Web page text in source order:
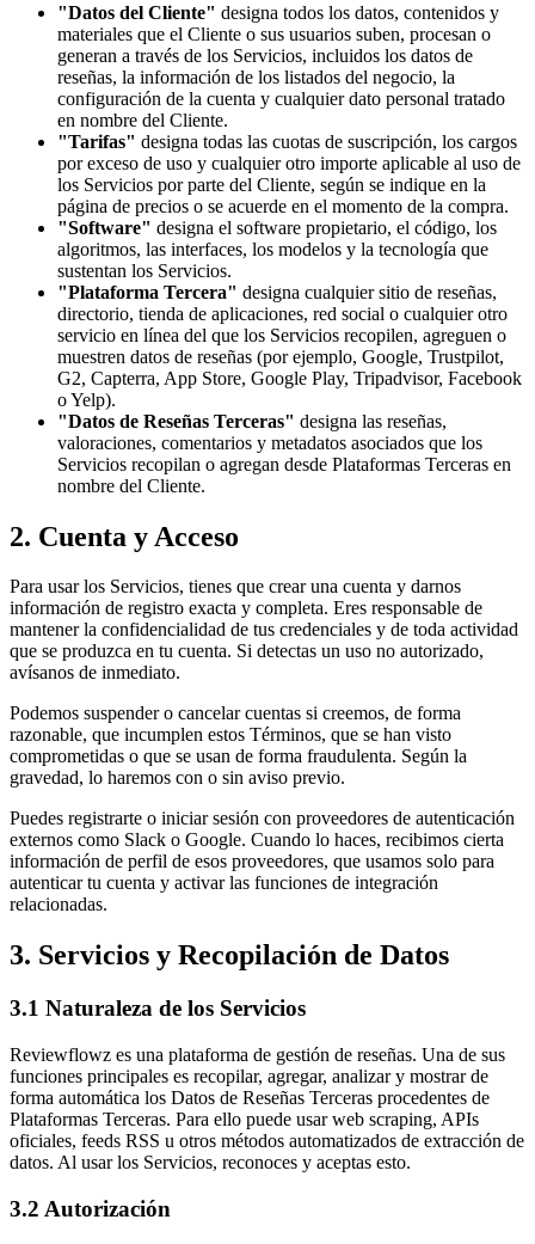
"Datos del Cliente" designa todos los datos, contenidos y
materiales que el Cliente o sus usuarios suben, procesan o
generan a través de los Servicios, incluidos los datos de
reseñas, la información de los listados del negocio, la
configuración de la cuenta y cualquier dato personal tratado
en nombre del Cliente.
"Tarifas" designa todas las cuotas de suscripción, los cargos
por exceso de uso y cualquier otro importe aplicable al uso de
los Servicios por parte del Cliente, según se indique en la
página de precios o se acuerde en el momento de la compra.
"Software" designa el software propietario, el código, los
algoritmos, las interfaces, los modelos y la tecnología que
sustentan los Servicios.
"Plataforma Tercera" designa cualquier sitio de reseñas,
directorio, tienda de aplicaciones, red social o cualquier otro
servicio en línea del que los Servicios recopilen, agreguen o
muestren datos de reseñas (por ejemplo, Google, Trustpilot,
G2, Capterra, App Store, Google Play, Tripadvisor, Facebook
o Yelp).
"Datos de Reseñas Terceras" designa las reseñas,
valoraciones, comentarios y metadatos asociados que los
Servicios recopilan o agregan desde Plataformas Terceras en
nombre del Cliente.
2. Cuenta y Acceso
Para usar los Servicios, tienes que crear una cuenta y darnos
información de registro exacta y completa. Eres responsable de
mantener la confidencialidad de tus credenciales y de toda actividad
que se produzca en tu cuenta. Si detectas un uso no autorizado,
avísanos de inmediato.
Podemos suspender o cancelar cuentas si creemos, de forma
razonable, que incumplen estos Términos, que se han visto
comprometidas o que se usan de forma fraudulenta. Según la
gravedad, lo haremos con o sin aviso previo.
Puedes registrarte o iniciar sesión con proveedores de autenticación
externos como Slack o Google. Cuando lo haces, recibimos cierta
información de perfil de esos proveedores, que usamos solo para
autenticar tu cuenta y activar las funciones de integración
relacionadas.
3. Servicios y Recopilación de Datos
3.1 Naturaleza de los Servicios
Reviewflowz es una plataforma de gestión de reseñas. Una de sus
funciones principales es recopilar, agregar, analizar y mostrar de
forma automática los Datos de Reseñas Terceras procedentes de
Plataformas Terceras. Para ello puede usar web scraping, APIs
oficiales, feeds RSS u otros métodos automatizados de extracción de
datos. Al usar los Servicios, reconoces y aceptas esto.
3.2 Autorización